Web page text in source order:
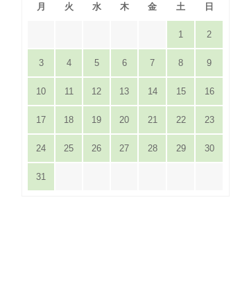
月 火 水 木 金 土 日
1 2
3 4 5 6 7 8 9
10 11 12 13 14 15 16
17 18 19 20 21 22 23
24 25 26 27 28 29 30
31